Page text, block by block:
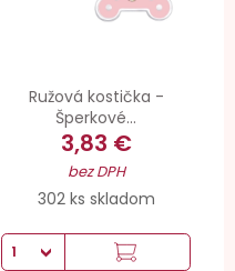
Ružová kostička -
Šperkové...
3,83 €
bez DPH
302 ks skladom